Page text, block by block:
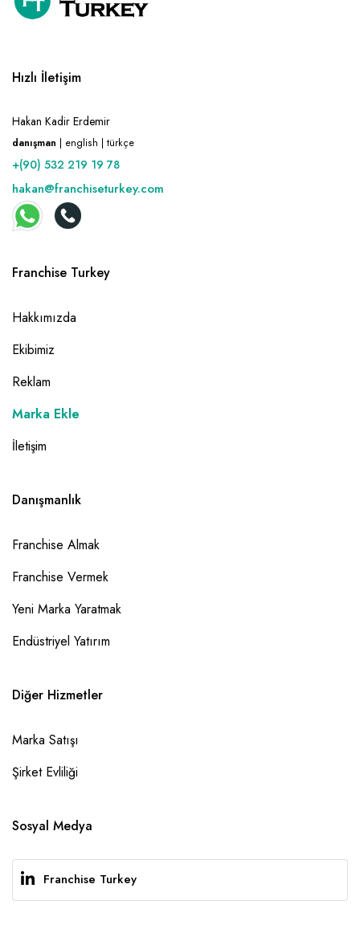
Hızlı İletişim
Hakan Kadir Erdemir
danışman | english | türkçe
+(90) 532 219 19 78
hakan@franchiseturkey.com
Franchise Turkey
Hakkımızda
Ekibimiz
Reklam
Marka Ekle
İletişim
Danışmanlık
Franchise Almak
Franchise Vermek
Yeni Marka Yaratmak
Endüstriyel Yatırım
Diğer Hizmetler
Marka Satışı
Şirket Evliliği
Sosyal Medya
Franchise Turkey